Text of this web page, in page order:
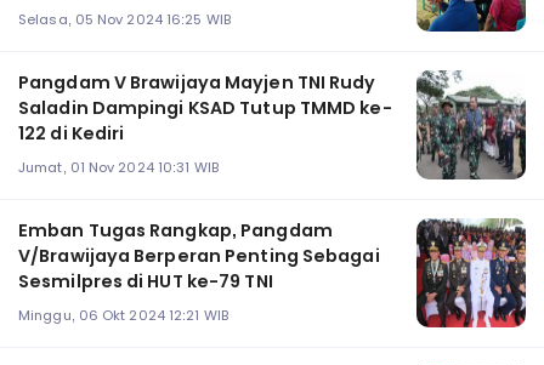
Selasa, 05 Nov 2024 16:25 WIB
Pangdam V Brawijaya Mayjen TNI Rudy
Saladin Dampingi KSAD Tutup TMMD ke-
122 di Kediri
Jumat, 01 Nov 2024 10:31 WIB
Emban Tugas Rangkap, Pangdam
V/Brawijaya Berperan Penting Sebagai
Sesmilpres di HUT ke-79 TNI
Minggu, 06 Okt 2024 12:21 WIB